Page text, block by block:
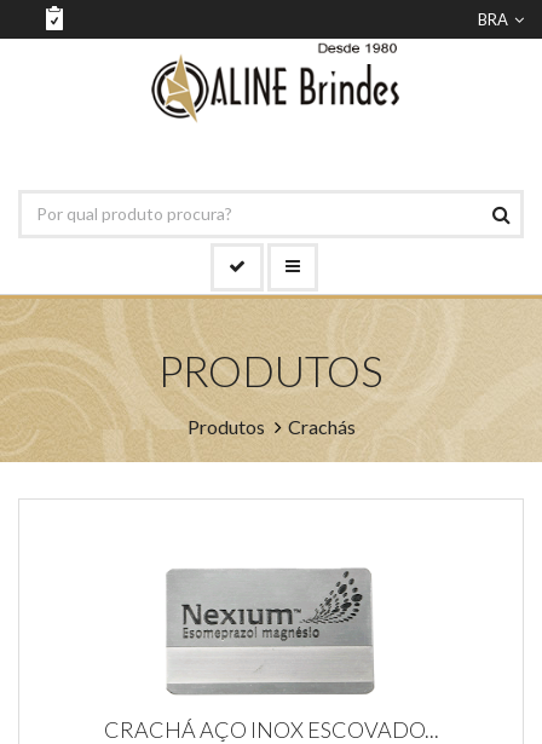
BRA
PRODUTOS
Produtos Crachás
CRACHÁ AÇO INOX ESCOVADO...